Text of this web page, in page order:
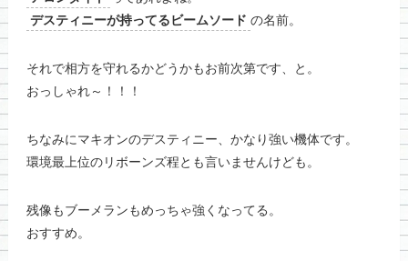
デスティニーが持ってるビームソード の名前。
それで相方を守れるかどうかもお前次第です、と。
おっしゃれ～！！！
ちなみにマキオンのデスティニー、かなり強い機体です。
環境最上位のリボーンズ程とも言いませんけども。
残像もブーメランもめっちゃ強くなってる。
おすすめ。